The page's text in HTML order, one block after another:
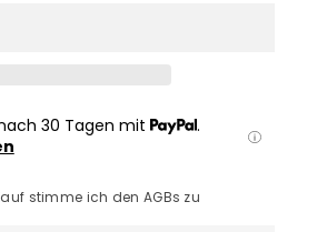
30 Tagen mit
.
stimme ich den AGBs zu